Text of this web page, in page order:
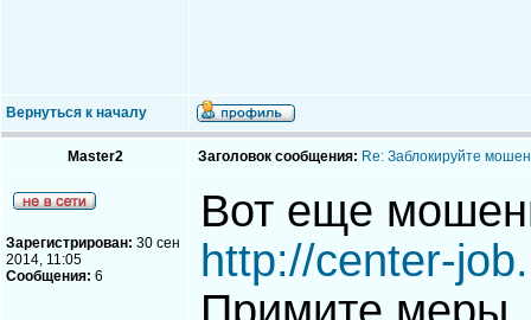
Вернуться к началу
Master2 Заголовок сообщения: Re: Заблокируйте
Зарегистрирован: 30 сен
2014, 11:05
Сообщения: 6
Вот еще
http://center-